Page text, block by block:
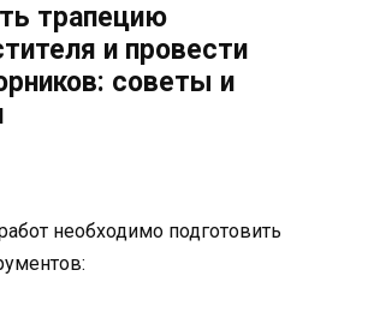
трапецию
и провести
советы и
необходимо подготовить